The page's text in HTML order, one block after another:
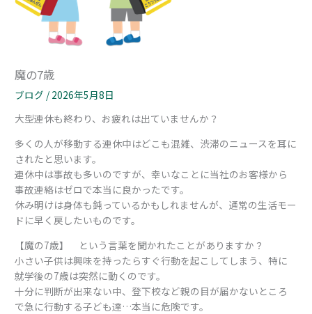
魔の7歳
ブログ / 2026年5月8日
大型連休も終わり、お疲れは出ていませんか？
多くの人が移動する連休中はどこも混雑、渋滞のニュースを耳に
されたと思います。
連休中は事故も多いのですが、幸いなことに当社のお客様から
事故連絡はゼロで本当に良かったです。
休み明けは身体も鈍っているかもしれませんが、通常の生活モー
ドに早く戻したいものです。
【魔の7歳】 という言葉を聞かれたことがありますか？
小さい子供は興味を持ったらすぐ行動を起こしてしまう、特に
就学後の7歳は突然に動くのです。
十分に判断が出来ない中、登下校など親の目が届かないところ
で急に行動する子ども達…本当に危険です。